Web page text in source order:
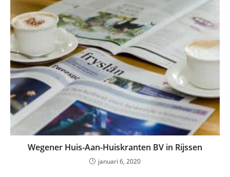
Wegener Huis-Aan-Huiskranten BV in Rijssen
januari 6, 2020